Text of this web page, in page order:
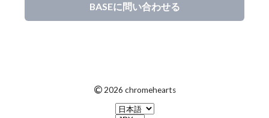
BASEに問い合わせる
© 2026 chromehearts